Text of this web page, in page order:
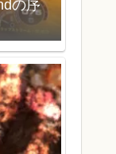
の序